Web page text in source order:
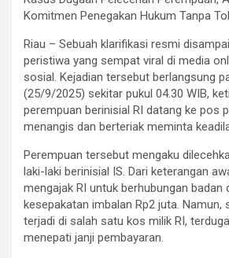
Komitmen Penegakan Hukum Tanpa
Riau – Sebuah klarifikasi resmi
peristiwa yang sempat viral di media
sosial. Kejadian tersebut berlangsung
(25/9/2025) sekitar pukul 04.30 WIB,
perempuan berinisial RI datang ke pos
menangis dan berteriak meminta
Perempuan tersebut mengaku
laki-laki berinisial IS. Dari keterangan
mengajak RI untuk berhubungan badan
kesepakatan imbalan Rp2 juta. Namun,
terjadi di salah satu kos milik RI,
menepati janji pembayaran.